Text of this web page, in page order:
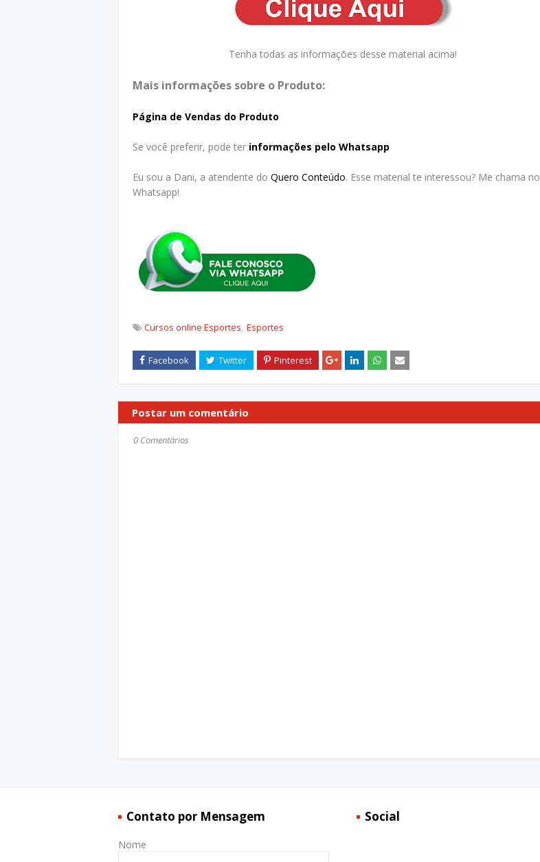
Tenha todas as informações desse material acima!
Mais informações sobre o Produto:
Página de Vendas do Produto
Se você preferir, pode ter informações pelo Whatsapp
Eu sou a Dani, a atendente do Quero Conteúdo. Esse material te interessou? Me chama no
Whatsapp!
Cursos online Esportes Esportes
Postar um comentário
0 Comentários
Contato por Mensagem
Nome
Social